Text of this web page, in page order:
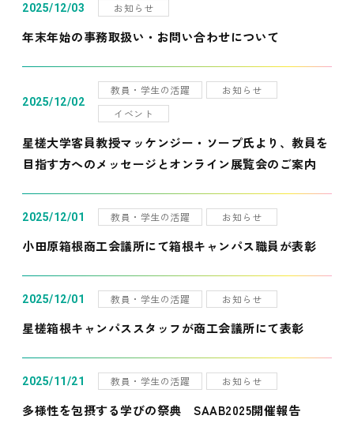
2025/12/03 お知らせ
年末年始の事務取扱い・お問い合わせについて
2025/12/02
教員・学生の活躍
お知らせ
イベント
星槎大学客員教授マッケンジー・ソープ氏より、教員を
目指す方へのメッセージとオンライン展覧会のご案内
2025/12/01 教員・学生の活躍 お知らせ
小田原箱根商工会議所にて箱根キャンパス職員が表彰
2025/12/01 教員・学生の活躍 お知らせ
星槎箱根キャンパススタッフが商工会議所にて表彰
2025/11/21 教員・学生の活躍 お知らせ
多様性を包摂する学びの祭典 SAAB2025開催報告